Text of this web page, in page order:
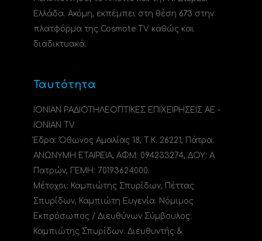
Ελλάδα. Ακόμη, εκπέμπει στη θέση 673 στην
πλατφόρμα της Cosmote TV καθώς και
διαδικτυακά.
Ταυτότητα
ΙΟΝΙΑΝ ΡΑΔΙΟΤΗΛΕΟΠΤΙΚΕΣ ΕΠΙΧΕΙΡΗΣΕΙΣ ΑΕ -
IONIAN TV
Έδρα: Όθωνος Αμαλίας 18, Τ.Κ. 26221, Πάτρα.
ΑΝΩΝΥΜΗ ΕΤΑΙΡΕΙΑ, ΑΦΜ: 094233274, ΔΟΥ: A
Πατρών, ΓΕΜΗ: 70193624000.
Μέτοχοι: Καμπιώτης Σπυρίδων, Πέττας
Σπυρίδων, Καμπιώτη Ευγενία. Νόμιμος
Εκπρόσωπος / Διευθύνων Σύμβουλος:
Καμπιώτης Σπυρίδων. Διευθυντής &